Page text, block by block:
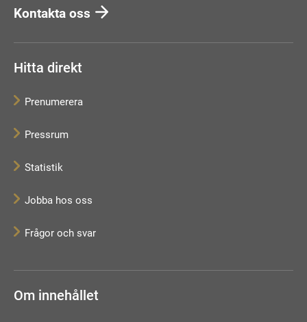
Kontakta oss
Hitta direkt
Prenumerera
Pressrum
Statistik
Jobba hos oss
Frågor och svar
Om innehållet